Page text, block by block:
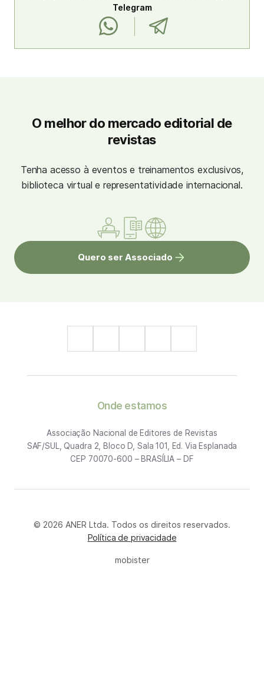
Telegram
O melhor do mercado editorial de
revistas
Tenha acesso à eventos e treinamentos exclusivos,
biblioteca virtual e representatividade internacional.
Quero ser Associado
Onde estamos
Associação Nacional de Editores de Revistas
SAF/SUL, Quadra 2, Bloco D, Sala 101, Ed. Via Esplanada
CEP 70070-600 – BRASÍLIA – DF
© 2026 ANER Ltda. Todos os direitos reservados.
Política de privacidade
mobister